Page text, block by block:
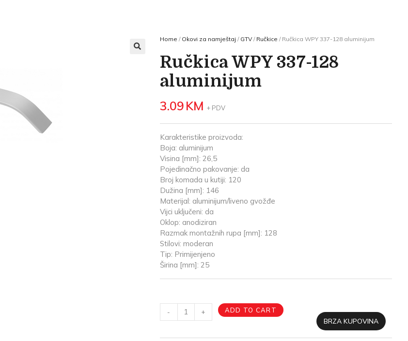
Home / Okovi za namještaj / GTV/ Ručkice / Ručkica WPY 337-128 aluminijum
Ručkica WPY 337-128
aluminijum
3.09KM + PDV
Karakteristike proizvoda:
Boja: aluminijum
Visina [mm]: 26,5
Pojedinačno pakovanje: da
Broj komada u kutiji: 120
Dužina [mm]: 146
Materijal: aluminijum/liveno gvožđe
Vijci uključeni: da
Oklop: anodiziran
Razmak montažnih rupa [mm]: 128
Stilovi: moderan
Tip: Primijenjeno
Širina [mm]: 25
- + ADD TO CART
BRZA KUPOVINA